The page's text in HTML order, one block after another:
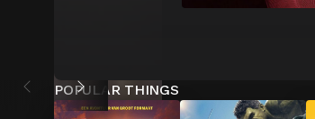
POPULAR THINGS